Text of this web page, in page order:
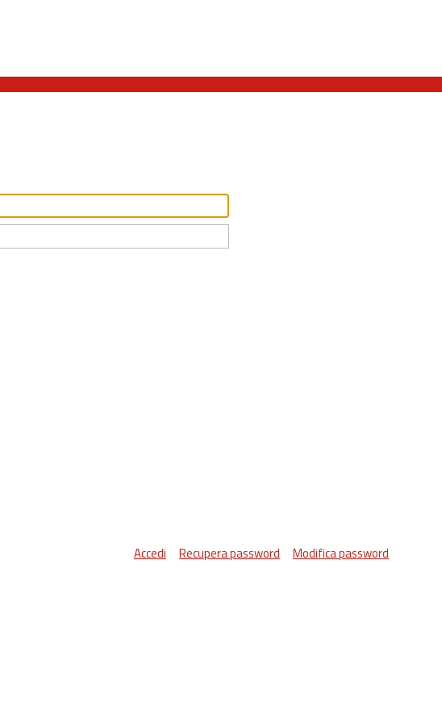
Accedi Recupera password Modifica password